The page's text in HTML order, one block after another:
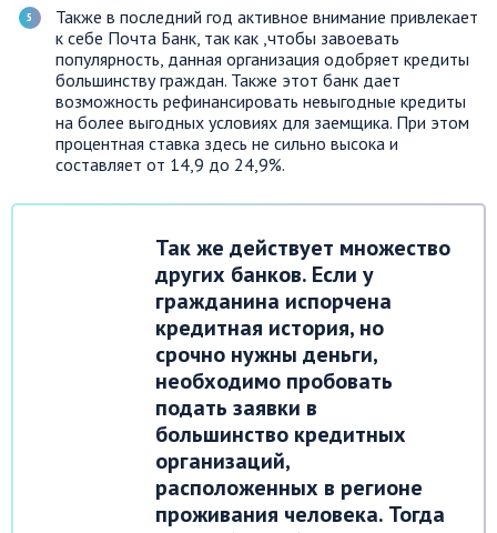
Также в последний год активное внимание привлекает
к себе Почта Банк, так как ,чтобы завоевать
популярность, данная организация одобряет кредиты
большинству граждан. Также этот банк дает
возможность рефинансировать невыгодные кредиты
на более выгодных условиях для заемщика. При этом
процентная ставка здесь не сильно высока и
составляет от 14,9 до 24,9%.
Так же действует множество
других банков. Если у
гражданина испорчена
кредитная история, но
срочно нужны деньги,
необходимо пробовать
подать заявки в
большинство кредитных
организаций,
расположенных в регионе
проживания человека. Тогда